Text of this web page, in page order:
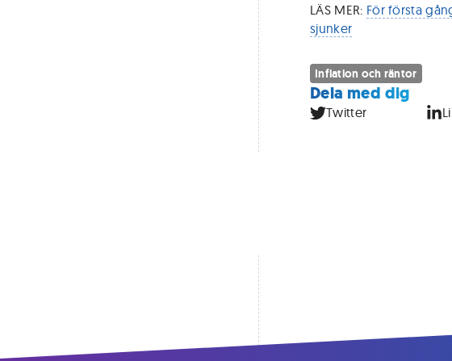
LÄS MER: För första
sjunker
Inflation och räntor
Dela med dig
Twitter